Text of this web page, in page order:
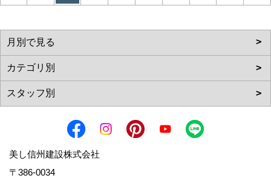
美し信州建設株式会社
〒386-0034